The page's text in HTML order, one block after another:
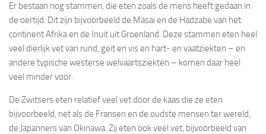
Er bestaan nog stammen, die eten zoals de mens heeft gedaan in
de oertijd. Dit zijn bijvoorbeeld de Masaï en de Hadzabe van het
continent Afrika en de Inuit uit Groenland. Deze stammen eten heel
veel dierlijk vet van rund, geit en vis en hart- en vaatziekten – en
andere typische westerse welvaartsziekten – komen daar heel
veel minder voor.
De Zwitsers eten relatief veel vet door de kaas die ze eten
bijvoorbeeld, net als de Fransen en de oudste mensen ter wereld,
de Japanners van Okinawa. Zij eten ook veel vet, bijvoorbeeld van